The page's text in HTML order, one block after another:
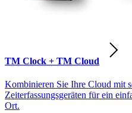
TM Clock + TM Cloud
Kombinieren Sie Ihre Cloud mit
Zeiterfassungsgeräten für ein
Ort.